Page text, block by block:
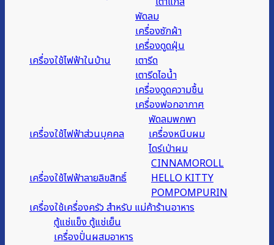
เครื่องใช้ไฟฟ้าในบ้าน
พัดลม
เครื่องซักผ้า
เครื่องดูดฝุ่น
เตารีด
เตารีดไอน้ำ
เครื่องดูดความชื้น
เครื่องฟอกอากาศ
เครื่องใช้ไฟฟ้าส่วนบุคคล
พัดลมพกพา
เครื่องหนีบผม
ไดร์เป่าผม
เครื่องใช้ไฟฟ้าลายลิขสิทธิ์
CINNAMOROLL
HELLO KITTY
POMPOMPURIN
เครื่องใช้เครื่องครัว สำหรับ แม่ค้าร้านอาหาร
ตู้แช่แข็ง ตู้แช่เย็น
เครื่องปั่นผสมอาหาร